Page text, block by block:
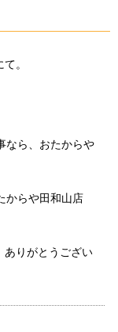
。
なら、おたからや
からや田和山店
ありがとうござい